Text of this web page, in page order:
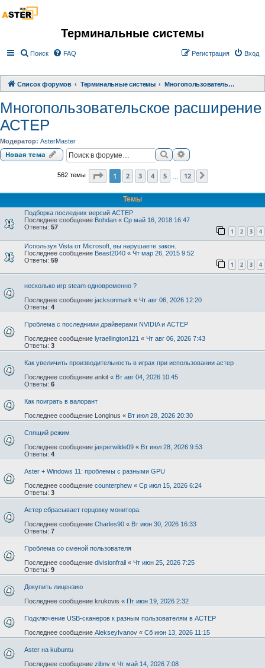
Терминальные системы
Поиск FAQ Вход
Регистрация
Список форумов Терминальные системы Многопользовательское расширение АСТЕР
Многопользовательское расширение
АСТЕР
Модератор: AsterMaster
Новая тема ПоискРасширенный поиск
562 темы Страница1 из
1 2 3 4 5 12
Темы
Подборка последних версий АСТЕР
Последнее сообщение Bohdan « Ср май 16, 2018 16:47
Ответы: 57
1 2 3 4
Используя Vista от Microsoft, вы нарушаете закон.
Последнее сообщение Beast2040 « Чт мар 26, 2015 9:52
Ответы: 59
1 2 3 4
несколько игр steam одновременно ?
Последнее сообщение jacksonmark « Чт авг 06, 2026 12:20
Ответы: 4
Проблема с последними драйверами NVIDIA и АСТЕР
Последнее сообщение lyraellington121 « Чт авг 06, 2026 7:43
Ответы: 3
Как увеличить производительность в играх при использовании астер
Последнее сообщение ankit « Вт авг 04, 2026 10:45
Ответы: 6
Как поиграть в валорант
Последнее сообщение Longinus « Вт июл 28, 2026 20:30
Спящий режим
Последнее сообщение jasperwilde09 « Вт июл 28, 2026 9:53
Ответы: 4
Aster + Windows 11: проблемы с разными GPU
Последнее сообщение counterphew « Ср июл 15, 2026 6:24
Ответы: 3
Астер сбрасывает герцовку монитора.
Последнее сообщение Charles90 « Вт июн 30, 2026 16:33
Ответы: 7
Проблема со сменой пользователя
Последнее сообщение divisionfrail « Чт июн 25, 2026 7:25
Ответы: 9
Докупить лицензию
Последнее сообщение krukovis « Пт июн 19, 2026 2:32
Подключение USB-сканеров к разным пользователям в АСТЕР
Последнее сообщение AlekseyIvanov « Сб июн 13, 2026 11:15
Aster на kubuntu
Последнее сообщение zibnv « Чт май 14, 2026 7:08